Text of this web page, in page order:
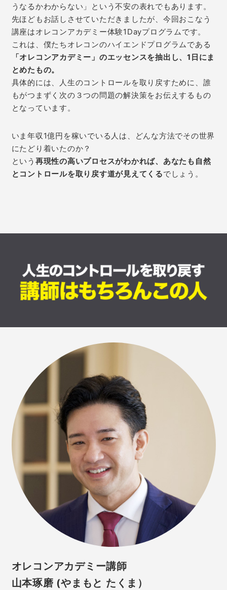
うなるかわからない」という不安の表れでもあります。
先ほどもお話しさせていただきましたが、今回おこなう
講座はオレコンアカデミー体験1Dayプログラムです。
これは、僕たちオレコンのハイエンドプログラムである
「オレコンアカデミー」のエッセンスを抽出し、1日にま
とめたもの。
具体的には、人生のコントロールを取り戻すために、誰
もがつまずく次の３つの問題の解決策をお伝えするもの
となっています。
いま年収1億円を稼いでいる人は、どんな方法でその世界
にたどり着いたのか？
という 再現性の高いプロセスがわかれば、あなたも自然
とコントロールを取り戻す道が見えてくるでしょう。
オレコンアカデミー講師
山本琢磨 (やまもと たくま）